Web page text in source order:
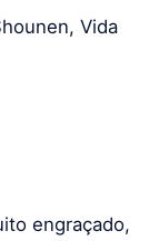
Vida
engraçado,